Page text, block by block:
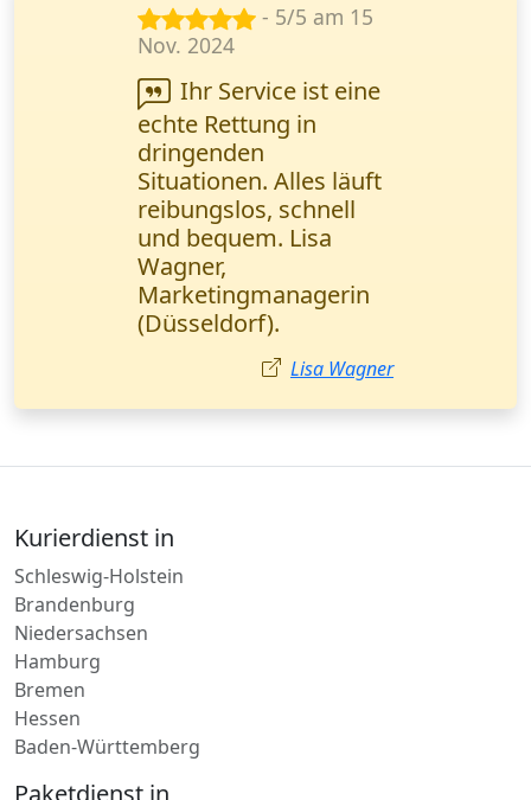
- 5/5 am 23
Juni 2024
Ihr Kurierdienst
steht für
Zuverlässigkeit. Alle
Sendungen werden
pünktlich geliefert, und
unsere Kunden sind
zufrieden. Petrović
Milena,
Vertriebsmanagerin,
Kurierdienst in
Schleswig-Holstein
Brandenburg
Niedersachsen
Hamburg
Bremen
Hessen